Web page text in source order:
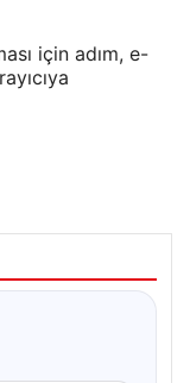
için adım, e-